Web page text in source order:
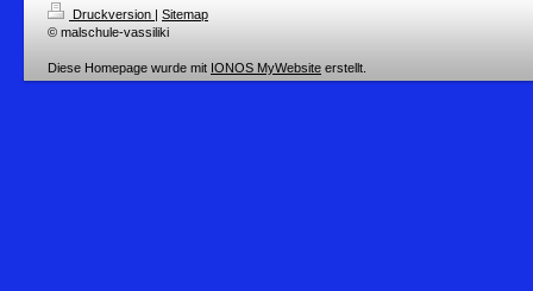
Druckversion | Sitemap
© malschule-vassiliki
Diese Homepage wurde mit IONOS MyWebsite erstellt.